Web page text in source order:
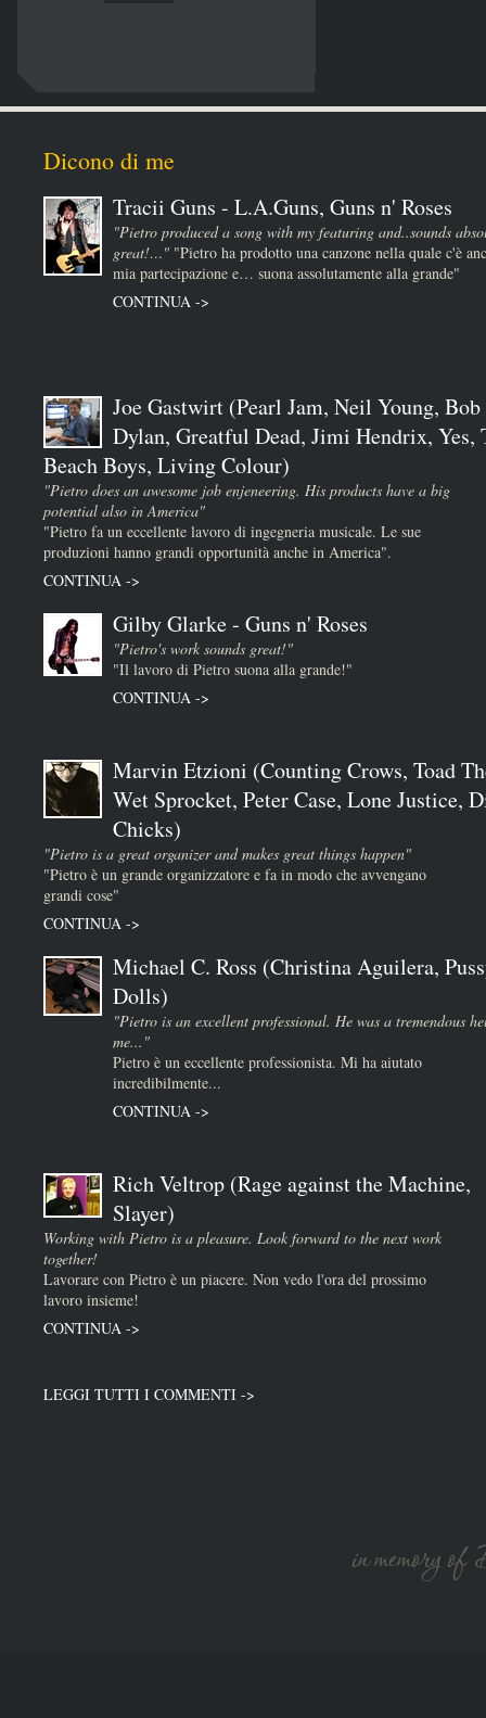
Dicono di me
Tracii Guns - L.A.Guns, Guns n' Roses
"Pietro produced a song with my featuring and..sounds
great!…" "Pietro ha prodotto una canzone nella quale c'è
mia partecipazione e… suona assolutamente alla grande"
CONTINUA ->
Joe Gastwirt (Pearl Jam, Neil Young, Bob
Dylan, Greatful Dead, Jimi Hendrix, Yes,
Beach Boys, Living Colour)
"Pietro does an awesome job enjeneering. His products have a big
potential also in America"
"Pietro fa un eccellente lavoro di ingegneria musicale. Le sue
produzioni hanno grandi opportunità anche in America".
CONTINUA ->
Gilby Glarke - Guns n' Roses
"Pietro's work sounds great!"
"Il lavoro di Pietro suona alla grande!"
CONTINUA ->
Marvin Etzioni (Counting Crows, Toad
Wet Sprocket, Peter Case, Lone Justice,
Chicks)
"Pietro is a great organizer and makes great things happen"
"Pietro è un grande organizzatore e fa in modo che avvengano
grandi cose"
CONTINUA ->
Michael C. Ross (Christina Aguilera,
Dolls)
"Pietro is an excellent professional. He was a tremendous
me..."
Pietro è un eccellente professionista. Mi ha aiutato
incredibilmente...
CONTINUA ->
Rich Veltrop (Rage against the Machine,
Slayer)
Working with Pietro is a pleasure. Look forward to the next work
together!
Lavorare con Pietro è un piacere. Non vedo l'ora del prossimo
lavoro insieme!
CONTINUA ->
LEGGI TUTTI I COMMENTI ->